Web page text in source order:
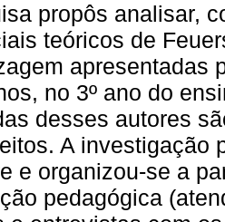
propôs analisar,
teóricos de
apresentadas
no 3º ano do
desses autores
A investigação
e organizou-se a
pedagógica